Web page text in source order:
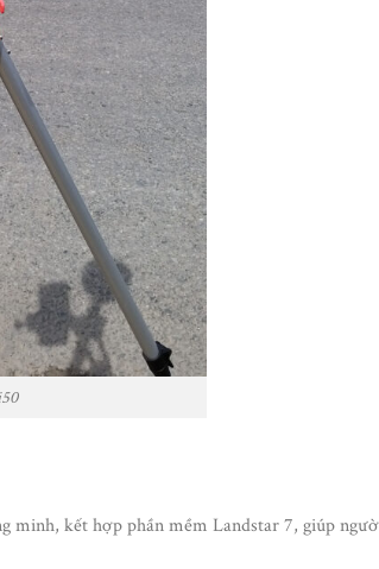
minh, kết hợp phần mềm Landstar 7, giúp